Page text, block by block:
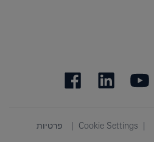
פרטיות Cookie Settings